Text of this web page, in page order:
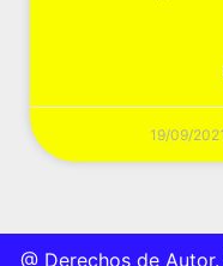
19/09/2021
@ Derechos de